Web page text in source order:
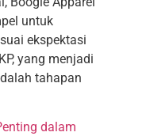
untuk
ekspektasi
yang menjadi
tahapan
dalam